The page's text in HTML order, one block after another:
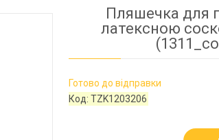
Пляшечка для
латексною
Готово до відправки
Код:TZK1203206